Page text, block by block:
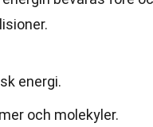
energi.
och molekyler.